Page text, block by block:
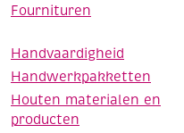
Fournituren
Handvaardigheid
Handwerkpakketten
Houten materialen en
producten